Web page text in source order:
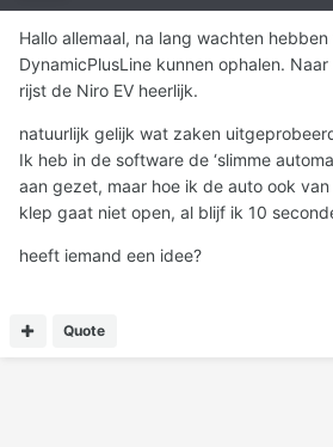
Hallo allemaal, na lang wachten
DynamicPlusLine kunnen ophalen.
rijst de Niro EV heerlijk.
natuurlijk gelijk wat zaken
Ik heb in de software de ‘slimme
aan gezet, maar hoe ik de auto ook
klep gaat niet open, al blijf ik 10
heeft iemand een idee?
Quote